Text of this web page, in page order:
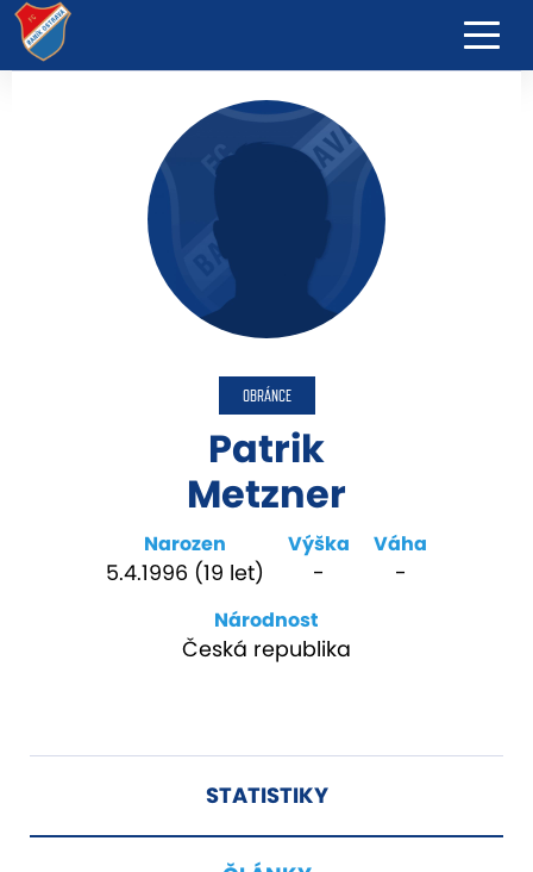
OBRÁNCE
Patrik
Metzner
Narozen
5.4.1996 (19 let)
Výška
-
Váha
-
Národnost
Česká republika
STATISTIKY